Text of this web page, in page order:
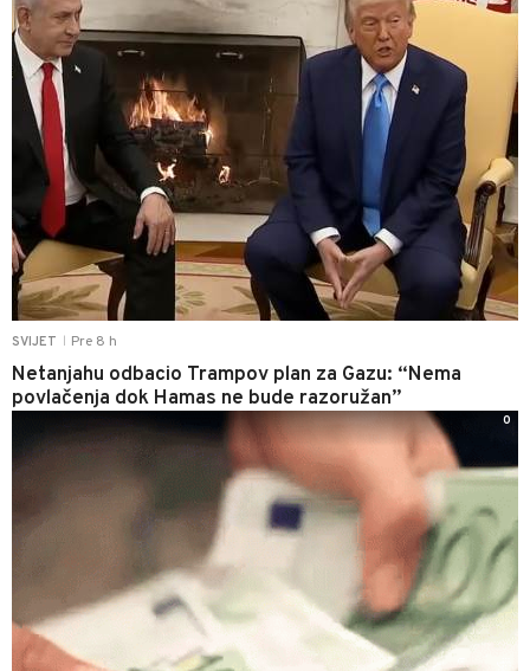
SVIJET Pre 8 h
Netanjahu odbacio Trampov plan za Gazu: “Nema
povlačenja dok Hamas ne bude razoružan”
0